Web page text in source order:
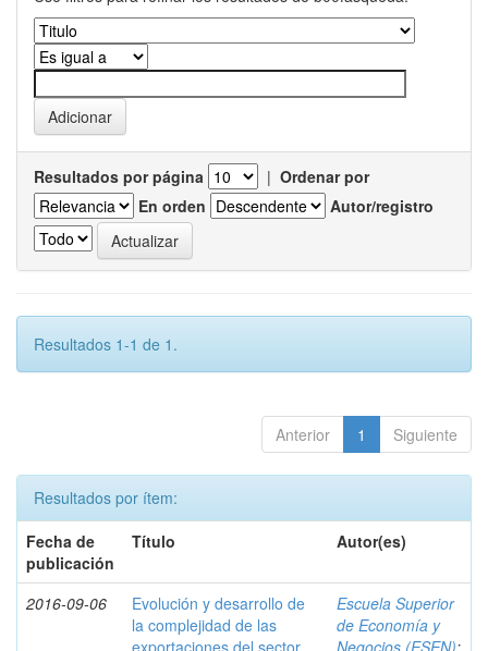
Resultados por página | Ordenar por
En orden
Autor/registro
Resultados 1-1 de 1.
Anterior 1 Siguiente
Resultados por ítem:
Fecha de
publicación
Título Autor(es)
2016-09-06
Evolución y desarrollo de
la complejidad de las
exportaciones del sector
Escuela Superior
de Economía y
Negocios (ESEN);